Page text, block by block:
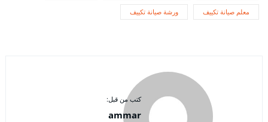
معلم صيانة تكييف ورشة صيانة تكييف
كتب من قبل:
ammar